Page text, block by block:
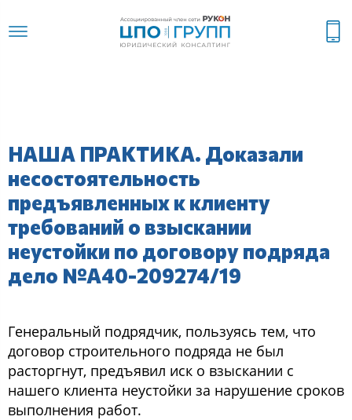
НАША ПРАКТИКА. Доказали
несостоятельность
предъявленных к клиенту
требований о взыскании
неустойки по договору подряда
дело №А40-209274/19
Генеральный подрядчик, пользуясь тем, что
договор строительного подряда не был
расторгнут, предъявил иск о взыскании с
нашего клиента неустойки за нарушение сроков
выполнения работ.